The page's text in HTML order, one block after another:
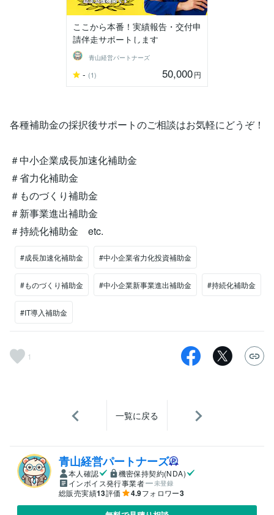
ここから本番！実績報告・交付申
請伴走サポートします
青山経営パートナーズ
- (1) 50,000円
各種補助金の採択後サポートのご相談はお気軽にどうぞ！
＃中小企業成長加速化補助金
＃省力化補助金
＃ものづくり補助金
＃新事業進出補助金
＃持続化補助金 etc.
#成長加速化補助金 #中小企業省力化投資補助金
#ものづくり補助金 #中小企業新事業進出補助金 #持続化補助金
#IT導入補助金
1
一覧に戻る
青山経営パートナーズ
本人確認
機密保持契約(NDA)
インボイス発行事業者
未登録
総販売実績13評価 4.9フォロワー3